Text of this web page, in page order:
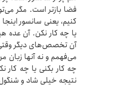
فضا بازتر است. مگر
کنیم، یعنی سانسور
یا چه کار نکن. آن عده
آن تخصص‌های دیگر وقتی
می‌فهمم و نه آنها زبان
چه کار بکنی یا چه کار
نتیجه خیلی شاد و